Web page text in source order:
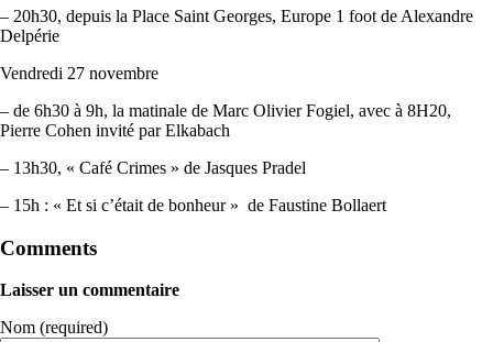
– 20h30, depuis la Place Saint Georges, Europe 1 foot de Alexandre
Delpérie
Vendredi 27 novembre
– de 6h30 à 9h, la matinale de Marc Olivier Fogiel, avec à 8H20,
Pierre Cohen invité par Elkabach
– 13h30, « Café Crimes » de Jasques Pradel
– 15h : « Et si c’était de bonheur » de Faustine Bollaert
Comments
Laisser un commentaire
Nom (required)